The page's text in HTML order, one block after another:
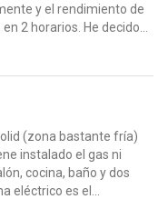
y el rendimiento de
2 horarios. He decido...
(zona bastante fría)
instalado el gas ni
cocina, baño y dos
eléctrico es el...